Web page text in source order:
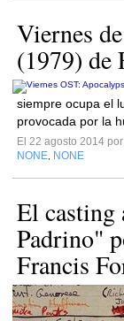
Viernes
(1979) de
siempre ocupa el
provocada por la
El 22 agosto 2014 por
NONE NONE
El casting
Padrino"
Francis